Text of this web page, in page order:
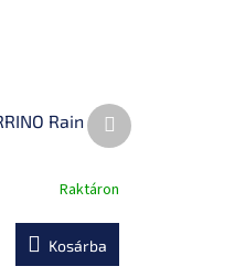
Rain
Raktáron
Kosárba
Következő
termék